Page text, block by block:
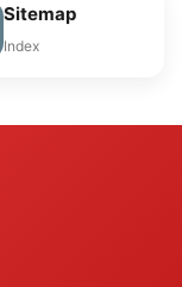
Sitemap
Index